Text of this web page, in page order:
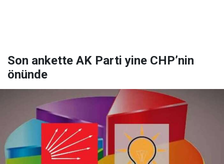
Son ankette AK Parti yine CHP’nin
önünde